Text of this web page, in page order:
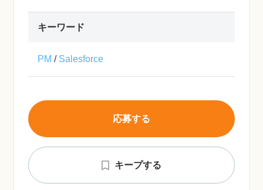
キーワード
PM / Salesforce
キープする
応募する